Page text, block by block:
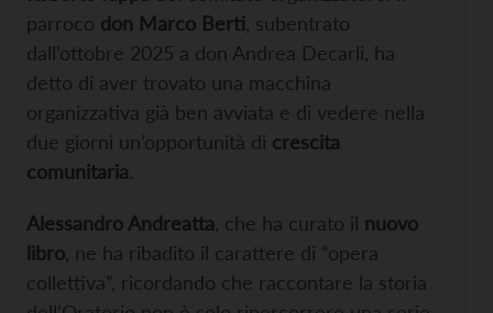
parroco don Marco Berti , subentrato
dall’ottobre 2025 a don Andrea Decarli, ha
detto di aver trovato una macchina
organizzativa già ben avviata e di vedere nella
due giorni un’opportunità di crescita
comunitaria.
Alessandro Andreatta , che ha curato il nuovo
libro , ne ha ribadito il carattere di “opera
collettiva”, ricordando che raccontare la storia